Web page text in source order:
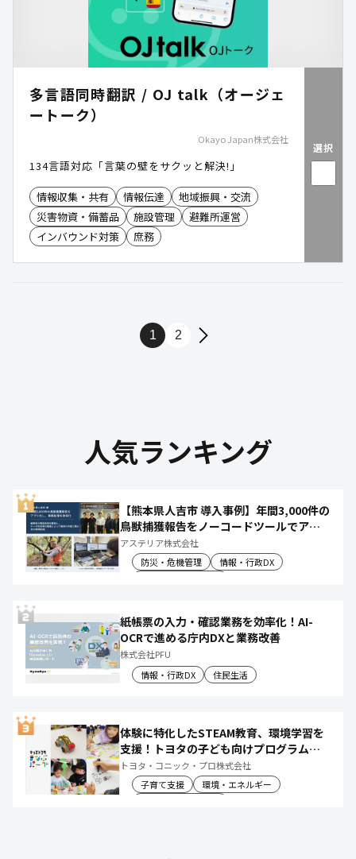
多言語同時翻訳 / OJ talk（オージェ
ートーク）
Okayo Japan株式会社
134言語対応「言葉の壁をサクッと解決!」
情報収集・共有 情報伝達
地域振興・交流
災害物資・備蓄品
施設管理
避難所運営
インバウンド対策
庶務
選択
1 2
人気ランキング
【熊本県人吉市 導入事例】年間3,000件の
鳥獣捕獲報告をノーコードツールでアプ
リ化し、月50時間の庁内作業を削減
アステリア株式会社
防災・危機管理
情報・行政DX
紙帳票の入力・確認業務を効率化！AI-
OCRで進める庁内DXと業務改善
株式会社PFU
情報・行政DX
住民生活
体験に特化したSTEAM教育、環境学習を
支援！トヨタの子ども向けプログラムで
社会や将来について楽しく学べる体験機
会を創出
トヨタ・コニック・プロ株式会社
子育て支援
環境・エネルギー